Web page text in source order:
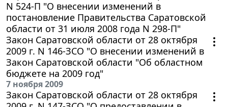
N 524-П "О внесении изменений в
постановление Правительства Саратовской
области от 31 июля 2008 года N 298-П"
Закон Саратовской области от 28 октября
2009 г. N 146-ЗСО "О внесении изменений в
Закон Саратовской области "Об областном
бюджете на 2009 год"
7 ноября 2009
Закон Саратовской области от 28 октября